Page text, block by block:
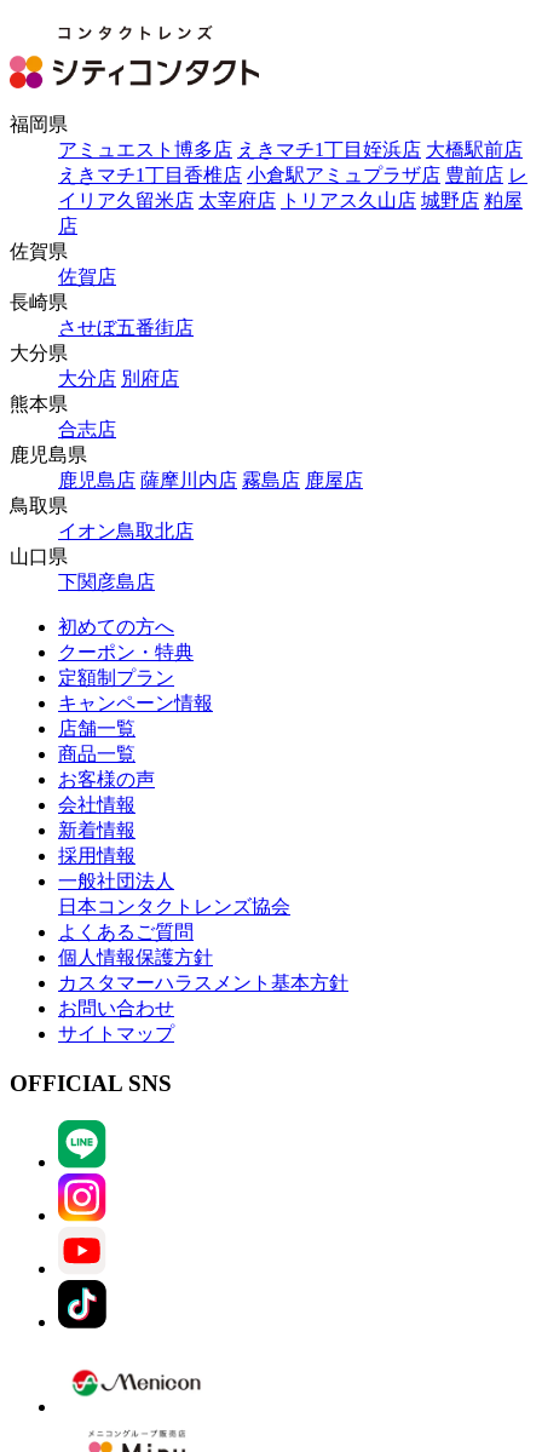
福岡県
アミュエスト博多店 えきマチ1丁目姪浜店 大橋駅前店
えきマチ1丁目香椎店 小倉駅アミュプラザ店 豊前店 レ
イリア久留米店 太宰府店 トリアス久山店 城野店 粕屋
店
佐賀県
佐賀店
長崎県
させぼ五番街店
大分県
大分店 別府店
熊本県
合志店
鹿児島県
鹿児島店 薩摩川内店 霧島店 鹿屋店
鳥取県
イオン鳥取北店
山口県
下関彦島店
初めての方へ
クーポン・特典
定額制プラン
キャンペーン情報
店舗一覧
商品一覧
お客様の声
会社情報
新着情報
採用情報
一般社団法人
日本コンタクトレンズ協会
よくあるご質問
個人情報保護方針
カスタマーハラスメント基本方針
お問い合わせ
サイトマップ
OFFICIAL SNS